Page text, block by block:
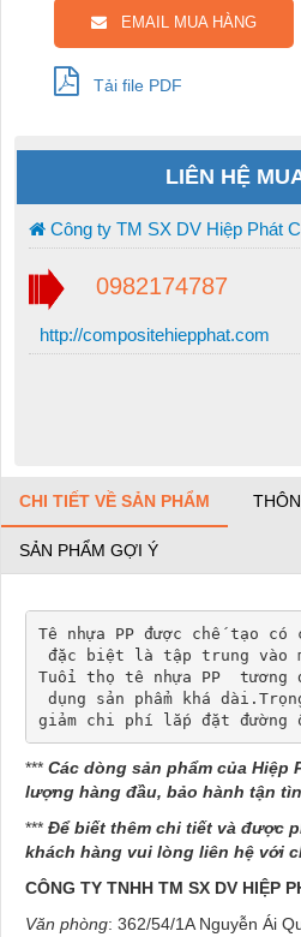
EMAIL MUA HÀNG
Tải file PDF
LIÊN HỆ
Công ty TM SX DV Hiệp Phát
0982174787
http://compositehiepphat.com
CHI TIẾT VỀ SẢN PHẨM
SẢN PHẨM GỢI Ý
Tê nhựa PP được chế tạo
đặc biệt là tập trung vào
Tuổi thọ tê nhựa PP
dụng sản phẩm khá
giảm chi phí lắp đặt đường
*** Các dòng sản phẩm của Hiệp
lượng hàng đầu, bảo hành tận
*** Để biết thêm chi tiết và được
khách hàng vui lòng liên hệ với
CÔNG TY TNHH TM SX DV HIỆP
Văn phòng: 362/54/1A Nguyễn Ái